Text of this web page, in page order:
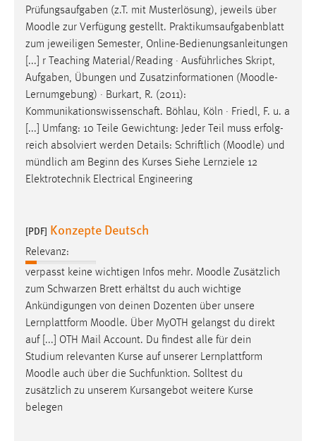
Prüfungsaufgaben (z.T. mit Musterlösung), jeweils über
Moodle zur Verfügung gestellt. Praktikumsaufgabenblatt
zum jeweiligen Semester, Online-Bedienungsanleitungen
[...] r Teaching Material/Reading · Ausführliches Skript,
Aufgaben, Übungen und Zusatzinformationen (Moodle-
Lernumgebung) · Burkart, R. (2011):
Kommunikationswissenschaft. Böhlau, Köln · Friedl, F. u. a
[...] Umfang: 10 Teile Gewichtung: Jeder Teil muss erfolg-
reich absolviert werden Details: Schriftlich (Moodle) und
mündlich am Beginn des Kurses Siehe Lernziele 12
Elektrotechnik Electrical Engineering
[PDF] Konzepte Deutsch
Relevanz:
verpasst keine wichtigen Infos mehr. Moodle Zusätzlich
zum Schwarzen Brett erhältst du auch wichtige
Ankündigungen von deinen Dozenten über unsere
Lernplattform Moodle. Über MyOTH gelangst du direkt
auf [...] OTH Mail Account. Du findest alle für dein
Studium relevanten Kurse auf unserer Lernplattform
Moodle auch über die Suchfunktion. Solltest du
zusätzlich zu unserem Kursangebot weitere Kurse
belegen
Google Ads
Name:
_gcl_au
Anbieter:
Google Ireland Limited
Zweck:
Conversion-Tracking
Cookie Laufzeit:
3 Monate
Facebook Pixel
Name:
_fbp
Anbieter:
Facebook
Zweck:
Cookie Laufzeit:
3 Monate